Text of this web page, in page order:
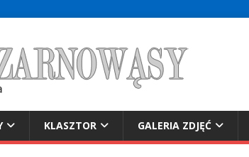
KLASZTOR GALERIA ZDJĘĆ